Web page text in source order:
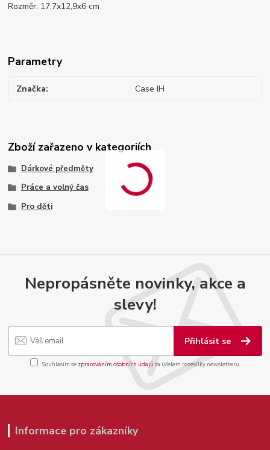
Rozměr: 17,7x12,9x6 cm
Parametry
Značka Case IH
Zboží zařazeno v kategoriích
Dárkové předměty
Práce a volný čas
Pro děti
Nepropásněte novinky, akce a
slevy!
Přihlásit se
Souhlasím se zpracováním osobních údajůza účelem rozesílky newsletteru.
Informace pro zákazníky